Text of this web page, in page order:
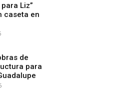
Liz”
caseta en
de
para